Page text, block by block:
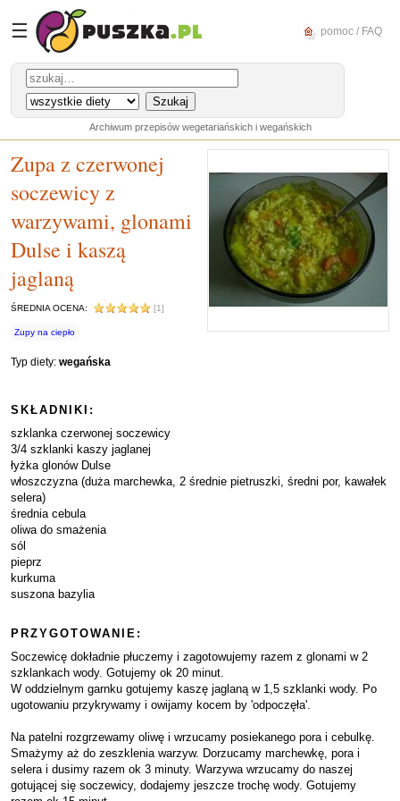
☰ pomoc / FAQ
Archiwum przepisów wegetariańskich i wegańskich
Zupa z czerwonej
soczewicy z
warzywami, glonami
Dulse i kaszą
jaglaną
ŚREDNIA OCENA: [1]
Zupy na ciepło
Typ diety: wegańska
SKŁADNIKI:
szklanka czerwonej soczewicy
3/4 szklanki kaszy jaglanej
łyżka glonów Dulse
włoszczyzna (duża marchewka, 2 średnie pietruszki, średni por, kawałek
selera)
średnia cebula
oliwa do smażenia
sól
pieprz
kurkuma
suszona bazylia
PRZYGOTOWANIE:
Soczewicę dokładnie płuczemy i zagotowujemy razem z glonami w 2
szklankach wody. Gotujemy ok 20 minut.
W oddzielnym garnku gotujemy kaszę jaglaną w 1,5 szklanki wody. Po
ugotowaniu przykrywamy i owijamy kocem by 'odpoczęła'.
Na patelni rozgrzewamy oliwę i wrzucamy posiekanego pora i cebulkę.
Smażymy aż do zeszklenia warzyw. Dorzucamy marchewkę, pora i
selera i dusimy razem ok 3 minuty. Warzywa wrzucamy do naszej
gotującej się soczewicy, dodajemy jeszcze trochę wody. Gotujemy